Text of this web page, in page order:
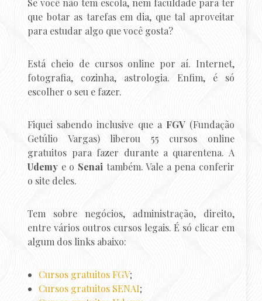
Se você não tem escola, nem faculdade para ter
que botar as tarefas em dia, que tal aproveitar
para estudar algo que você gosta?
Está cheio de cursos online por aí. Internet,
fotografia, cozinha, astrologia. Enfim, é só
escolher o seu e fazer.
Fiquei sabendo inclusive que a FGV(Fundação
Getúlio Vargas) liberou 55 cursos online
gratuitos para fazer durante a quarentena. A
Udemy e o Senai também. Vale a pena conferir
o site deles.
Tem sobre negócios, administração, direito,
entre vários outros cursos legais. É só clicar em
algum dos links abaixo:
Cursos gratuitos FGV;
Cursos gratuitos SENAI;